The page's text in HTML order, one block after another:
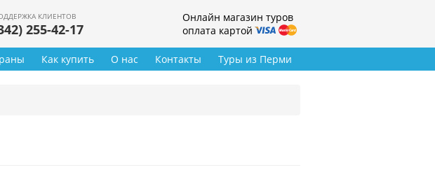
КЛИЕНТОВ
255-42-17
Онлайн магазин туров
оплата картой
Туры из Перми
Как купить О нас Контакты